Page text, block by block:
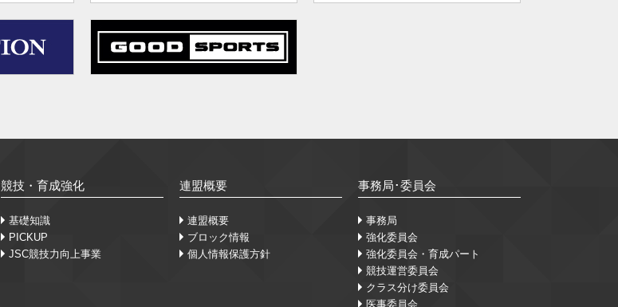
競技・育成強化
基礎知識
PICKUP
JSC競技力向上事業
連盟概要
連盟概要
ブロック情報
個人情報保護方針
事務局･委員会
事務局
強化委員会
強化委員会・育成パート
競技運営委員会
クラス分け委員会
医事委員会